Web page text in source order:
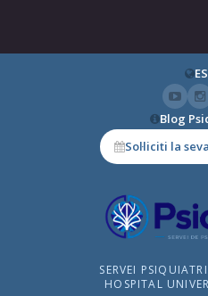
Blog
Sol·liciti la
SERVEI
HOSPITAL